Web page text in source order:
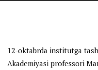
12-oktabrda institutga
Akademiyasi professori